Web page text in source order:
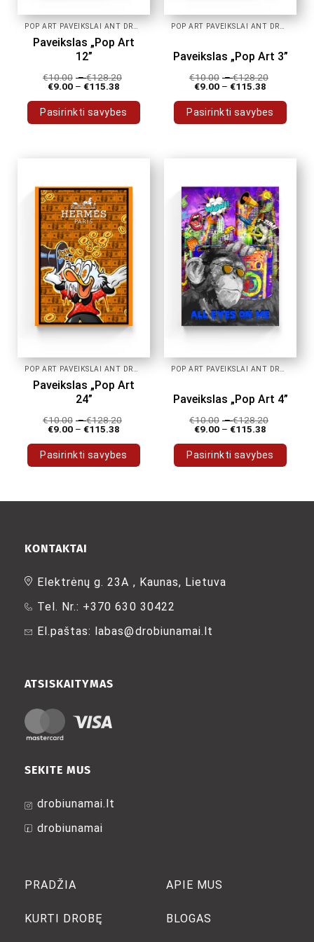
Paveikslas „Pop Art
12”
€10.00 –€128.20
€9.00 – €115.38
Pasirinkti savybes
variants.
The
options
may
be
chosen
on
the
product
page
Paveikslas „Pop Art 3”
€10.00 –€128.20
€9.00 – €115.38
Pasirinkti savybes
variants.
The
options
may
be
chosen
on
the
product
page
Paveikslas „Pop Art
24”
€10.00 –€128.20
€9.00 – €115.38
Pasirinkti savybes
has
The
be
chosen
the
Paveikslas „Pop Art 4”
€10.00 –€128.20
€9.00 – €115.38
Pasirinkti savybes
has
PRADŽIA
KURTI DROBĘ
APIE MUS
BLOGAS
SEKITE MUS
drobiunamai.lt
drobiunamai
ATSISKAITYMAS
KONTAKTAI
Elektrėnų g. 23A , Kaunas, Lietuva
Tel. Nr.: +370 630 30422
El.paštas: labas@drobiunamai.lt